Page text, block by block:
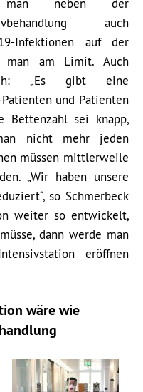
neben der
auch
Infektionen auf der
man am Limit. Auch
„Es gibt eine
und Patienten
Bettenzahl sei knapp,
nicht mehr jeden
müssen mittlerweile
„Wir haben unsere
so Schmerbeck
weiter so entwickelt,
dann werde man
eröffnen
wäre wie